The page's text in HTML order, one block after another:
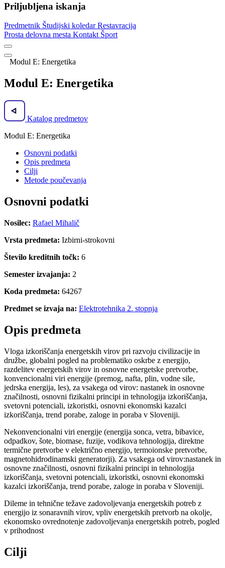
Priljubljena iskanja
Predmetnik Študijski koledarRestavracija
Prosta delovna mesta Kontakt Šport
Modul E: Energetika
Modul E: Energetika
Katalog predmetov
Modul E: Energetika
Osnovni podatki
Opis predmeta
Cilji
Metode poučevanja
Osnovni podatki
Nosilec: Rafael Mihalič
Vrsta predmeta: Izbirni-strokovni
Število kreditnih točk: 6
Semester izvajanja: 2
Koda predmeta: 64267
Predmet se izvaja na: Elektrotehnika 2. stopnja
Opis predmeta
Vloga izkoriščanja energetskih virov pri razvoju civilizacije in
družbe, globalni pogled na problematiko oskrbe z energijo,
razdelitev energetskih virov in osnovne energetske pretvorbe,
konvencionalni viri energije (premog, nafta, plin, vodne sile,
jedrska energija, les), za vsakega od virov: nastanek in osnovne
značilnosti, osnovni fizikalni principi in tehnologija izkoriščanja,
svetovni potenciali, izkoristki, osnovni ekonomski kazalci
izkoriščanja, trend porabe, zaloge in poraba v Sloveniji.
Nekonvencionalni viri energije (energija sonca, vetra, bibavice,
odpadkov, šote, biomase, fuzije, vodikova tehnologija, direktne
termične pretvorbe v električno energijo, termoionske pretvorbe,
magnetohidrodinamski generatorji). Za vsakega od virov:nastanek in
osnovne značilnosti, osnovni fizikalni principi in tehnologija
izkoriščanja, svetovni potenciali, izkoristki, osnovni ekonomski
kazalci izkoriščanja, trend porabe, zaloge in poraba v Sloveniji.
Dileme in tehnične težave zadovoljevanja energetskih potreb z
energijo iz sonaravnih virov, vpliv energetskih pretvorb na okolje,
ekonomsko ovrednotenje zadovoljevanja energetskih potreb, pogled
v prihodnost
Cilji